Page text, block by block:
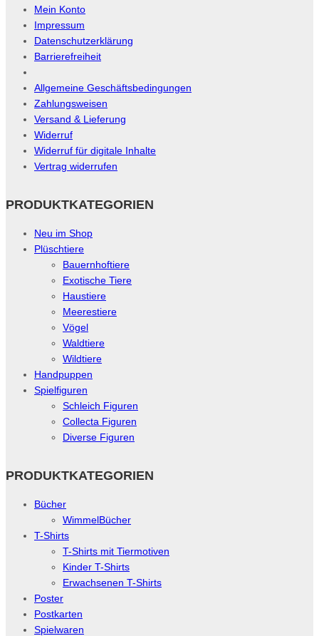
Mein Konto
Impressum
Datenschutzerklärung
Barrierefreiheit
Allgemeine Geschäftsbedingungen
Zahlungsweisen
Versand & Lieferung
Widerruf
Widerruf für digitale Inhalte
Vertrag widerrufen
PRODUKTKATEGORIEN
Neu im Shop
Plüschtiere
Bauernhoftiere
Exotische Tiere
Haustiere
Meerestiere
Vögel
Waldtiere
Wildtiere
Handpuppen
Spielfiguren
Schleich Figuren
Collecta Figuren
Diverse Figuren
PRODUKTKATEGORIEN
Bücher
WimmelBücher
T-Shirts
T-Shirts mit Tiermotiven
Kinder T-Shirts
Erwachsenen T-Shirts
Poster
Postkarten
Spielwaren